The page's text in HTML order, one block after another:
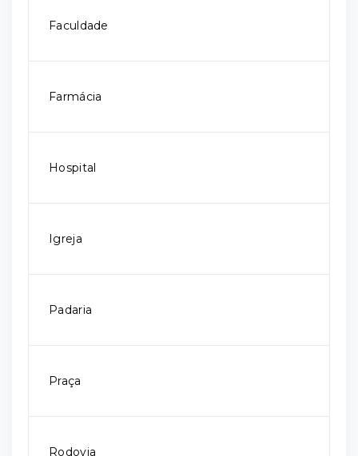
Faculdade
Farmácia
Hospital
Igreja
Padaria
Praça
Rodovia